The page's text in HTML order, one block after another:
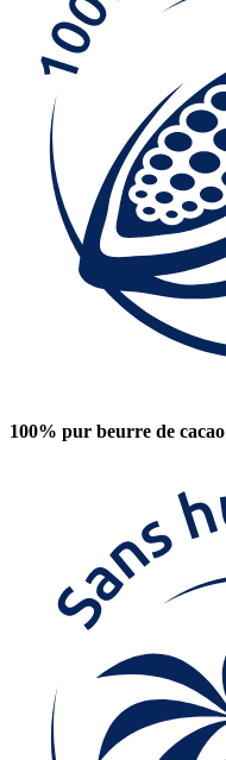
100% pur beurre de cacao